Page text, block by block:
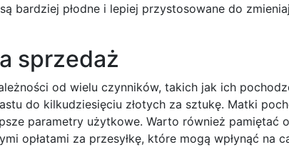
bardziej płodne i lepiej przystosowane do
sprzedaż
od wielu czynników, takich jak ich
do kilkudziesięciu złotych za sztukę. Matki
parametry użytkowe. Warto również pamiętać o
opłatami za przesyłkę, które mogą wpłynąć na